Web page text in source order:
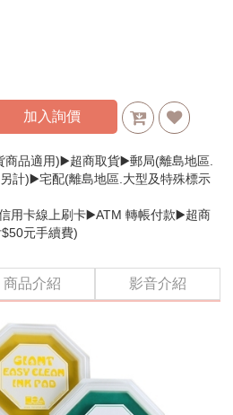
加入詢價
商品適用)▶️超商取貨▶️郵局(離島地區.
計)▶️宅配(離島地區.大型及特殊標示
用卡線上刷卡▶️ATM 轉帳付款▶️超商
元手續費)
商品介紹 影音介紹